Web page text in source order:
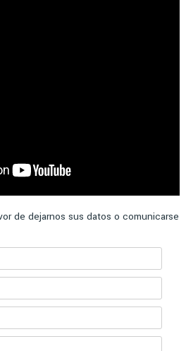
de dejarnos sus datos o comunicarse